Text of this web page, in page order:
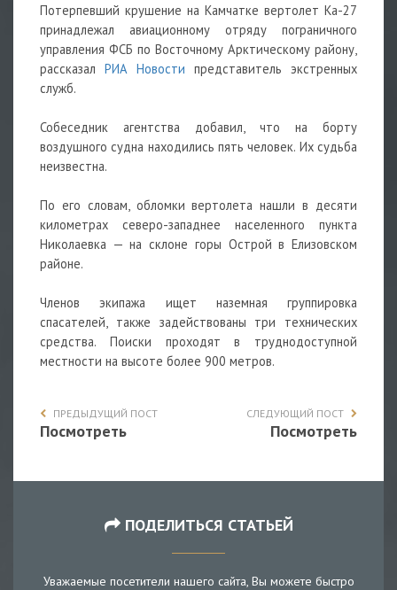
Потерпевший крушение на Камчатке вертолет Ка-27
принадлежал авиационному отряду пограничного
управления ФСБ по Восточному Арктическому району,
рассказал РИА Новости представитель экстренных
служб.
Собеседник агентства добавил, что на борту
воздушного судна находились пять человек. Их судьба
неизвестна.
По его словам, обломки вертолета нашли в десяти
километрах северо-западнее населенного пункта
Николаевка — на склоне горы Острой в Елизовском
районе.
Членов экипажа ищет наземная группировка
спасателей, также задействованы три технических
средства. Поиски проходят в труднодоступной
местности на высоте более 900 метров.
ПРЕДЫДУЩИЙ ПОСТ
Посмотреть
СЛЕДУЮЩИЙ ПОСТ
Посмотреть
ПОДЕЛИТЬСЯ СТАТЬЕЙ
Уважаемые посетители нашего сайта, Вы можете быстро